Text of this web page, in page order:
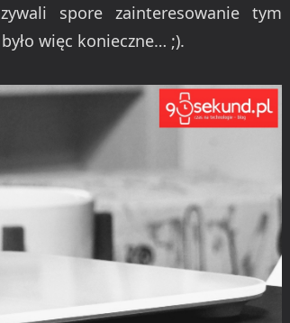
spore zainteresowanie tym
więc konieczne… ;).